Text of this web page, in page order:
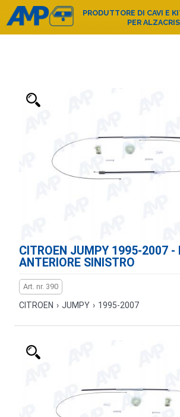
PRODUTTORE DI CAVI E
PER
CHI SIAMO
CATALOGO DEI
CITROEN JUMPY 1995-2007 -
ANTERIORE SINISTRO
Art. nr. 390
CITROEN › JUMPY › 1995-2007